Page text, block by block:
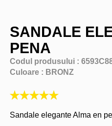
SANDALE
PENA
Codul produsului :
Culoare : BRONZ
Sandale elegante Alma en